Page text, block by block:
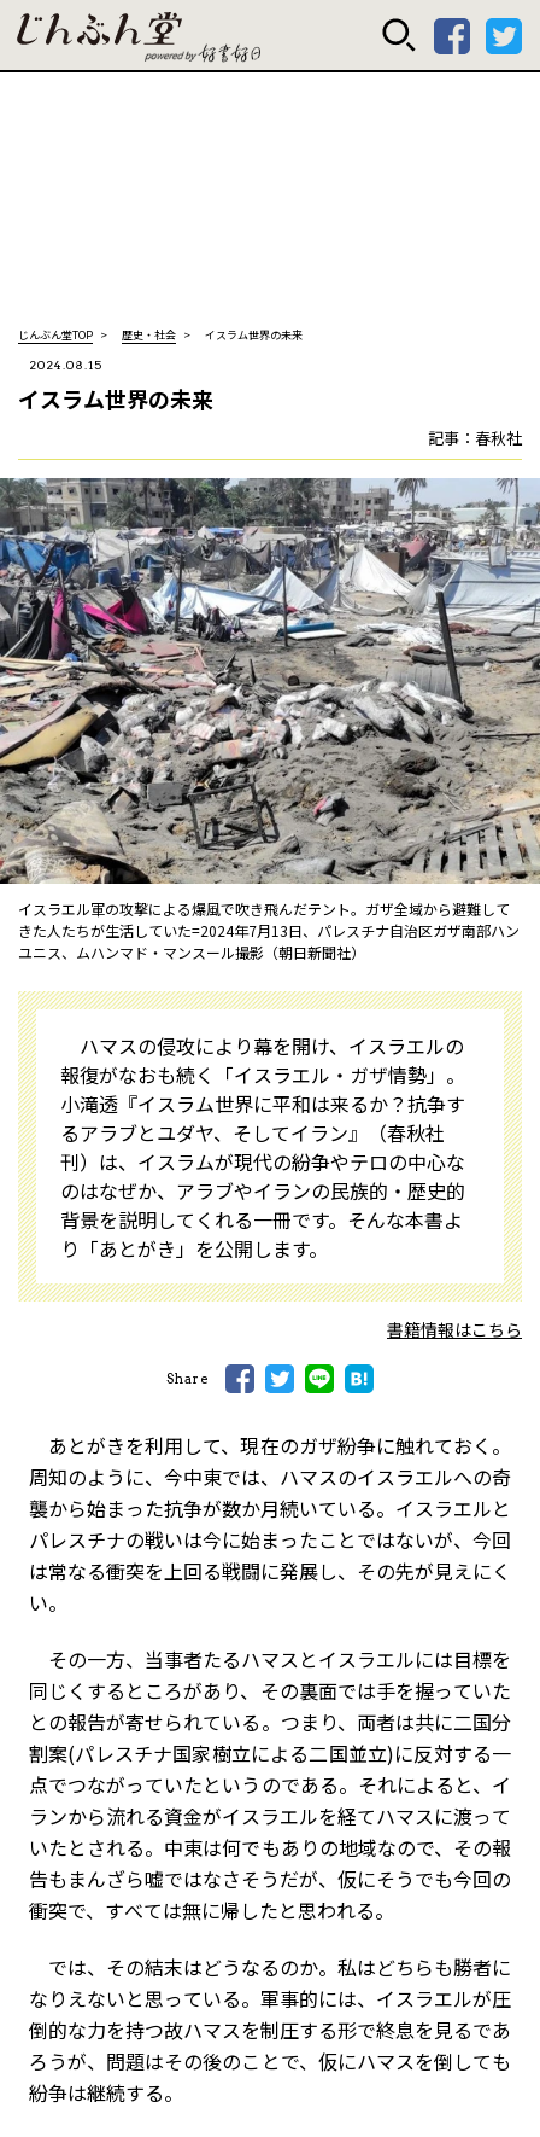
じんぶん堂
じんぶん堂TOP 歴史・社会 イスラム世界の未来
2024.08.15
イスラム世界の未来
記事：春秋社
イスラエル軍の攻撃による爆風で吹き飛んだテント。ガザ全域から避難して
きた人たちが生活していた=2024年7月13日、パレスチナ自治区ガザ南部ハン
ユニス、ムハンマド・マンスール撮影（朝日新聞社）
ハマスの侵攻により幕を開け、イスラエルの
報復がなおも続く「イスラエル・ガザ情勢」。
小滝透『イスラム世界に平和は来るか？――抗争す
るアラブとユダヤ、そしてイラン』（春秋社
刊）は、イスラムが現代の紛争やテロの中心な
のはなぜか、アラブやイランの民族的・歴史的
背景を説明してくれる一冊です。そんな本書よ
り「あとがき」を公開します。
書籍情報はこちら
Share
あとがきを利用して、現在のガザ紛争に触れておく。
周知のように、今中東では、ハマスのイスラエルへの奇
襲から始まった抗争が数か月続いている。イスラエルと
パレスチナの戦いは今に始まったことではないが、今回
は常なる衝突を上回る戦闘に発展し、その先が見えにく
い。
その一方、当事者たるハマスとイスラエルには目標を
同じくするところがあり、その裏面では手を握っていた
との報告が寄せられている。つまり、両者は共に二国分
割案(パレスチナ国家樹立による二国並立)に反対する一
点でつながっていたというのである。それによると、イ
ランから流れる資金がイスラエルを経てハマスに渡って
いたとされる。中東は何でもありの地域なので、その報
告もまんざら嘘ではなさそうだが、仮にそうでも今回の
衝突で、すべては無に帰したと思われる。
では、その結末はどうなるのか。私はどちらも勝者に
なりえないと思っている。軍事的には、イスラエルが圧
倒的な力を持つ故ハマスを制圧する形で終息を見るであ
ろうが、問題はその後のことで、仮にハマスを倒しても
紛争は継続する。